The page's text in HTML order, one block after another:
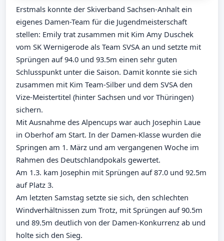
Erstmals konnte der Skiverband Sachsen-Anhalt ein
eigenes Damen-Team für die Jugendmeisterschaft
stellen: Emily trat zusammen mit Kim Amy Duschek
vom SK Wernigerode als Team SVSA an und setzte mit
Sprüngen auf 94.0 und 93.5m einen sehr guten
Schlusspunkt unter die Saison. Damit konnte sie sich
zusammen mit Kim Team-Silber und dem SVSA den
Vize-Meistertitel (hinter Sachsen und vor Thüringen)
sichern.
Mit Ausnahme des Alpencups war auch Josephin Laue
in Oberhof am Start. In der Damen-Klasse wurden die
Springen am 1. März und am vergangenen Woche im
Rahmen des Deutschlandpokals gewertet.
Am 1.3. kam Josephin mit Sprüngen auf 87.0 und 92.5m
auf Platz 3.
Am letzten Samstag setzte sie sich, den schlechten
Windverhältnissen zum Trotz, mit Sprüngen auf 90.5m
und 89.5m deutlich von der Damen-Konkurrenz ab und
holte sich den Sieg.